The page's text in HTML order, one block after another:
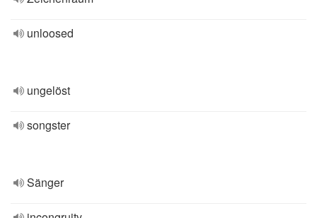
unloosed
ungelöst
songster
Sänger